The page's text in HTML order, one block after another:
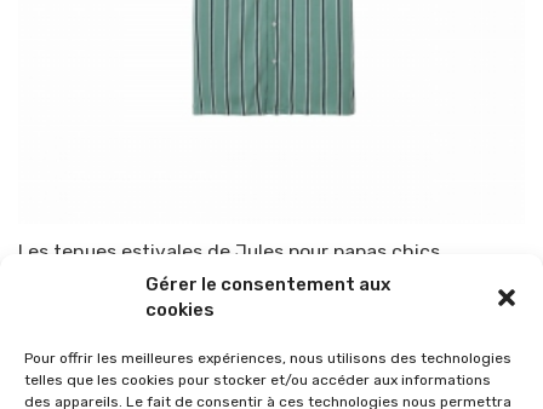
Gérer le consentement aux
cookies
Pour offrir les meilleures expériences, nous utilisons des technologies
telles que les cookies pour stocker et/ou accéder aux informations
des appareils. Le fait de consentir à ces technologies nous permettra
Les tenues estivales de Jules pour papas chics
TOP-PARENTS 23 juin 2023